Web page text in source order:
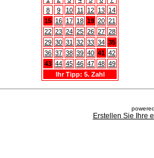
8
9 10 11 12 13 14
15 16 17 18 19 20 21
22 23 24 25 26 27 28
29 30 31 32 33 34 35
36 37 38 39 40 41 42
43 44 45 46 47 48 49
Ihr Tipp: 5. Zahl
Erstellen Sie Ihre